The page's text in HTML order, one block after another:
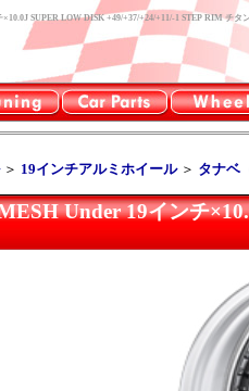
×10.0J SUPER LOW DISK +49/+37/+24/+11/-1 STEP RIM チ
＞ 19インチアルミホイール＞ タナベ
Under 19インチ